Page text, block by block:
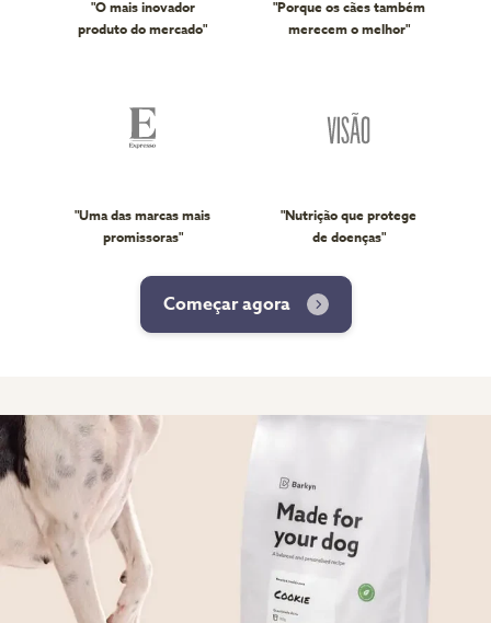
"O mais inovador
produto do mercado"
"Porque os cães também
merecem o melhor"
"Uma das marcas mais
promissoras"
"Nutrição que protege
de doenças"
Começar agora